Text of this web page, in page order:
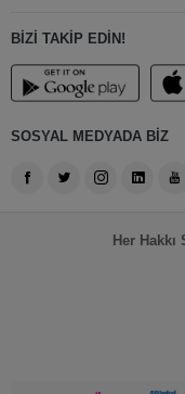
BİZİ TAKİP EDİN!
SOSYAL MEDYADA BİZ
Her Hakkı